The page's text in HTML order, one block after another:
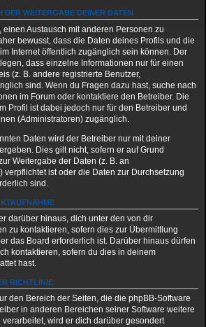
DER WEITERGABE DEINER DATEN
einen Austausch mit anderen Personen zu
bewusst, dass die Daten deines Profils und die
Internet öffentlich zugänglich sein können. Der
dass einzelne Informationen nur für einen
(z. B. andere registrierte Benutzer,
sind. Wenn du Fragen dazu hast, suche nach
im Forum oder kontaktiere den Betreiber. Die
Profil ist dabei jedoch nur für den Betreiber und
(Administratoren) zugänglich.
Daten wird der Betreiber nur mit deiner
Dies gilt nicht, sofern er auf Grund
Weitergabe der Daten (z. B. an
verpflichtet ist oder die Daten zur Durchsetzung
sind.
darüber hinaus, dich unter den von dir
zu kontaktieren, sofern dies zur Übermittlung
das Board erforderlich ist. Darüber hinaus dürfen
kontaktieren, sofern du dies in deinem
hast.
RICHTLINIE
den Bereich der Seiten, die die phpBB-Software
in anderen Bereichen seiner Software weitere
wird er dich darüber gesondert